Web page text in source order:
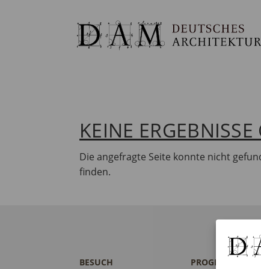
KEINE
Die angefragte Seite konnte nicht
finden.
BESUCH
PROGRAMM